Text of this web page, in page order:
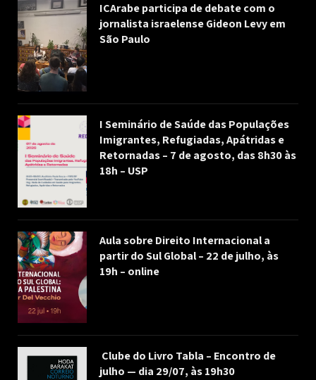
ICArabe participa de debate com o
jornalista israelense Gideon Levy em
São Paulo
I Seminário de Saúde das Populações
Imigrantes, Refugiadas, Apátridas e
Retornadas – 7 de agosto, das 8h30 às
18h – USP
Aula sobre Direito Internacional a
partir do Sul Global – 22 de julho, às
19h – online
Clube do Livro Tabla – Encontro de
julho — dia 29/07, às 19h30